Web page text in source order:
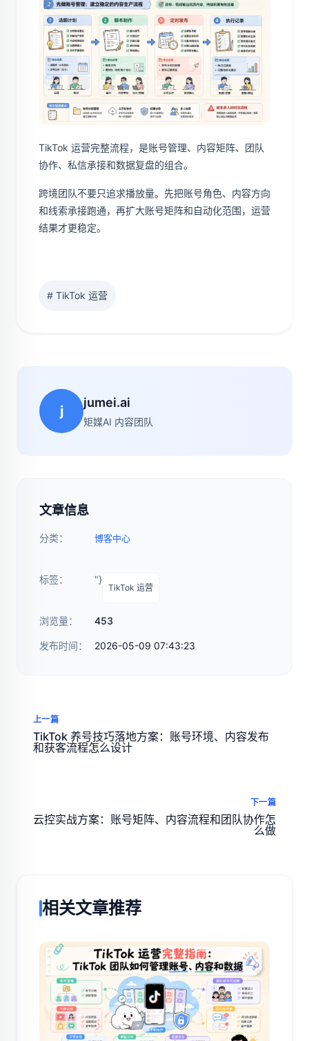
TikTok 运营完整流程，是账号管理、内容矩阵、团队
协作、私信承接和数据复盘的组合。
跨境团队不要只追求播放量。先把账号角色、内容方向
和线索承接跑通，再扩大账号矩阵和自动化范围，运营
结果才更稳定。
# TikTok 运营
j
jumei.ai
矩媒AI 内容团队
文章信息
分类： 博客中心
标签： "}
TikTok 运营
浏览量： 453
发布时间： 2026-05-09 07:43:23
上一篇
TikTok 养号技巧落地方案：账号环境、内容发布
和获客流程怎么设计
下一篇
云控实战方案：账号矩阵、内容流程和团队协作怎
么做
相关文章推荐